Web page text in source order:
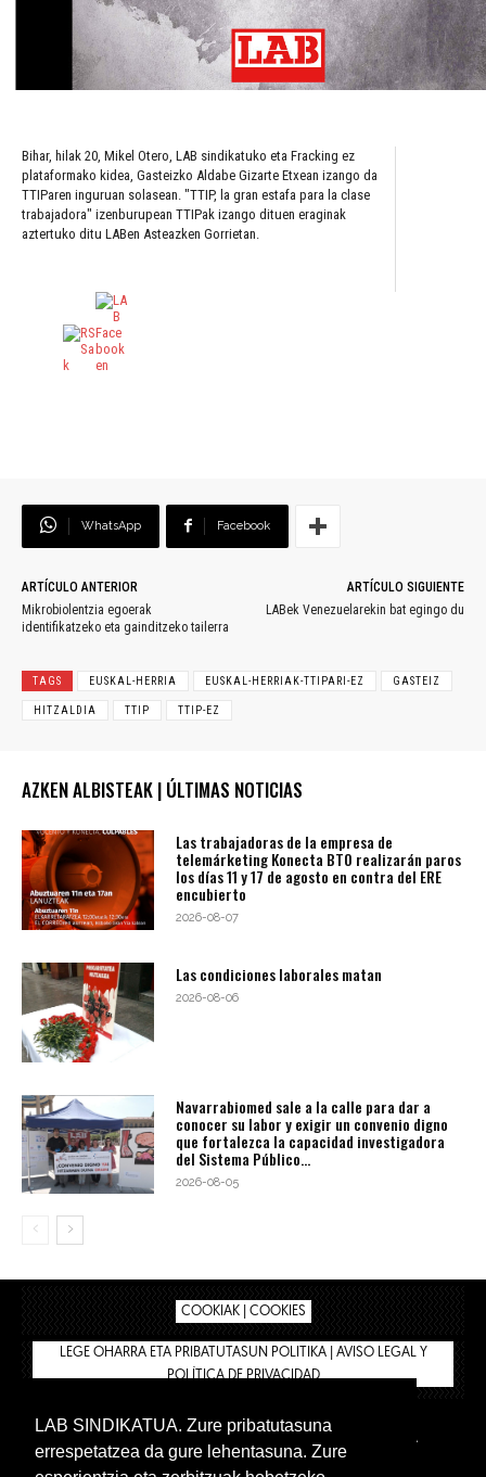
Bihar, hilak 20, Mikel Otero, LAB sindikatuko eta Fracking ez
plataformako kidea, Gasteizko Aldabe Gizarte Etxean izango da
TTIParen inguruan solasean. "TTIP, la gran estafa para la clase
trabajadora" izenburupean TTIPak izango dituen eraginak
aztertuko ditu LABen Asteazken Gorrietan.
WhatsApp Facebook
ARTÍCULO ANTERIOR
Mikrobiolentzia egoerak
identifikatzeko eta gainditzeko tailerra
ARTÍCULO SIGUIENTE
LABek Venezuelarekin bat egingo du
TAGS EUSKAL-HERRIA EUSKAL-HERRIAK-TTIPARI-EZ GASTEIZ
HITZALDIA TTIP TTIP-EZ
AZKEN ALBISTEAK | ÚLTIMAS NOTICIAS
Las trabajadoras de la empresa de
telemárketing Konecta BTO realizarán paros
los días 11 y 17 de agosto en contra del ERE
encubierto
2026-08-07
Las condiciones laborales matan
2026-08-06
Navarrabiomed sale a la calle para dar a
conocer su labor y exigir un convenio digno
que fortalezca la capacidad investigadora
del Sistema Público...
2026-08-05
COOKIAK | COOKIES
LEGE OHARRA ETA PRIBATUTASUN POLITIKA | AVISO LEGAL Y
POLÍTICA DE PRIVACIDAD
BIZILAN.EUS
TIENDA
INTRANET 🔑
Euskera Castellano
LAB SINDIKATUA. Zure pribatutasuna
errespetatzea da gure lehentasuna. Zure